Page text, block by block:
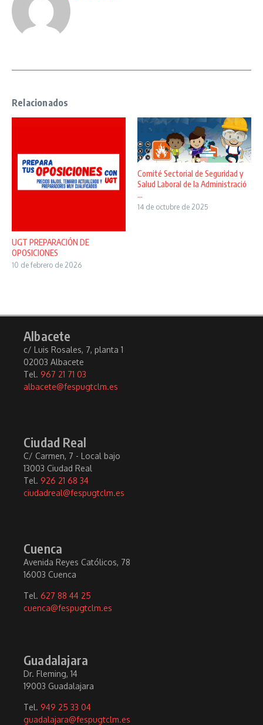
Relacionados
UGT PREPARACIÓN DE
OPOSICIONES
10 de febrero de 2026
Comité Sectorial de Seguridad y
Salud Laboral de la Administració
...
14 de octubre de 2025
Albacete
c/ Luis Rosales, 7, planta 1
02003 Albacete
Tel. 967 21 71 03
albacete@fespugtclm.es
Ciudad Real
C/ Carmen, 7 - Local bajo
13003 Ciudad Real
Tel. 926 21 68 34
ciudadreal@fespugtclm.es
Cuenca
Avenida Reyes Católicos, 78
16003 Cuenca
Tel. 627 88 44 25
cuenca@fespugtclm.es
Guadalajara
Dr. Fleming, 14
19003 Guadalajara
Tel. 949 25 33 04
guadalajara@fespugtclm.es